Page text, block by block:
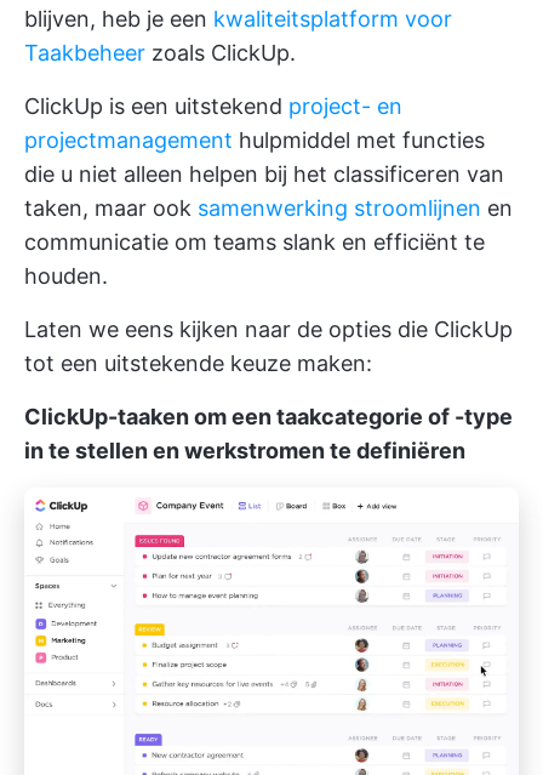
blijven, heb je een kwaliteitsplatform voor
Taakbeheer zoals ClickUp.
ClickUp is een uitstekend project- en
projectmanagement hulpmiddel met functies
die u niet alleen helpen bij het classificeren van
taken, maar ook samenwerking stroomlijnen en
communicatie om teams slank en efficiënt te
houden.
Laten we eens kijken naar de opties die ClickUp
tot een uitstekende keuze maken:
ClickUp-taaken om een taakcategorie of -type
in te stellen en werkstromen te definiëren